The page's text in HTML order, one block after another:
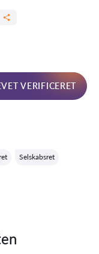
VERIFICERET
Selskabsret